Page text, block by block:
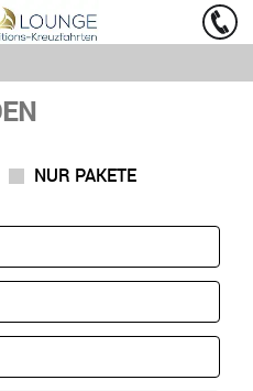
NUR PAKETE